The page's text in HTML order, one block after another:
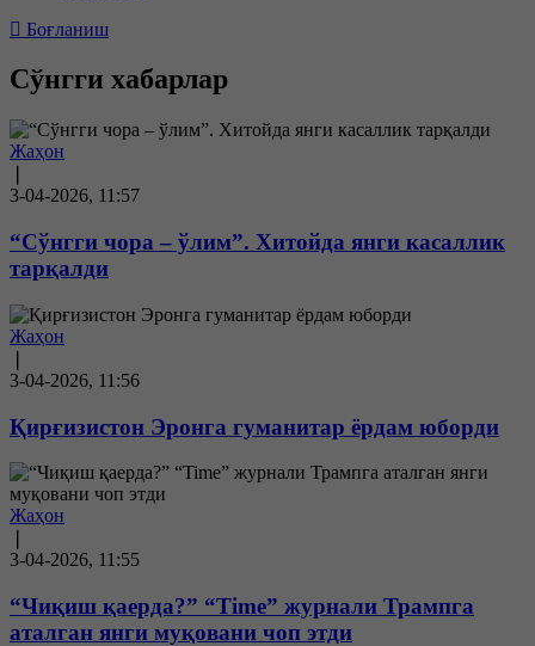
Боғланиш
Сўнгги хабарлар
Жаҳон
3-04-2026, 11:57
“Сўнгги чора – ўлим”. Хитойда янги касаллик
тарқалди
Жаҳон
3-04-2026, 11:56
Қирғизистон Эронга гуманитар ёрдам юборди
Жаҳон
3-04-2026, 11:55
“Чиқиш қаерда?” “Time” журнали Трампга
аталган янги муқовани чоп этди